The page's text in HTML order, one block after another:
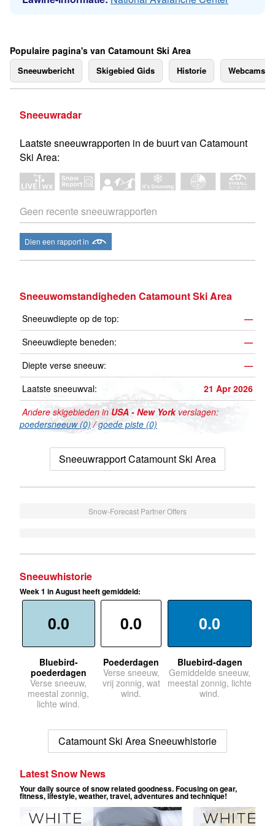
Populaire pagina's van Catamount Ski Area
Sneeuwbericht Skigebied Gids Historie Webcams
Sneeuwradar
Laatste sneeuwrapporten in de buurt van Catamount
Ski Area:
Geen recente sneeuwrapporten
Dien een rapport in
Sneeuwomstandigheden Catamount Ski Area
Sneeuwdiepte op de top:
—
Sneeuwdiepte beneden:
—
Diepte verse sneeuw:
—
Laatste sneeuwval:
21 Apr 2026
Andere skigebieden in USA - New Yorkverslagen:
poedersneeuw (0)/goede piste (0)
Sneeuwrapport Catamount Ski Area
Snow-Forecast Partner Offers
Sneeuwhistorie
Week 1 in August heeft gemiddeld:
0.0
Bluebird-
poederdagen
Verse sneeuw,
meestal zonnig,
lichte wind.
0.0
Poederdagen
Verse sneeuw,
vrij zonnig, wat
wind.
0.0
Bluebird-dagen
Gemiddelde sneeuw,
meestal zonnig, lichte
wind.
Catamount Ski Area Sneeuwhistorie